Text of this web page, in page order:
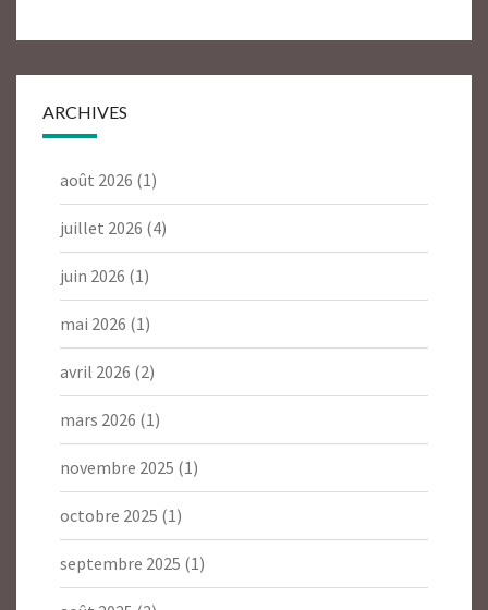
ARCHIVES
août 2026 (1)
juillet 2026 (4)
juin 2026 (1)
mai 2026 (1)
avril 2026 (2)
mars 2026 (1)
novembre 2025 (1)
octobre 2025 (1)
septembre 2025 (1)